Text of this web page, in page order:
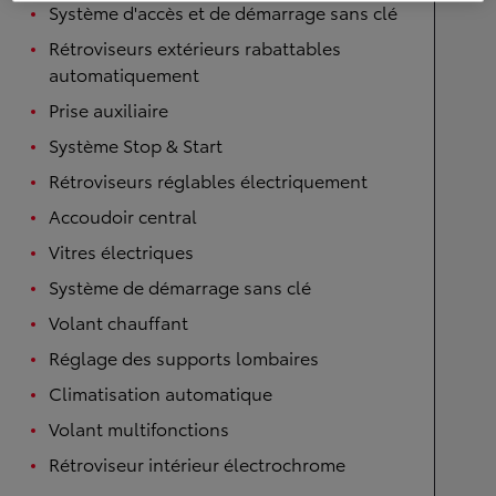
Système d'accès et de démarrage sans clé
Rétroviseurs extérieurs rabattables
automatiquement
Prise auxiliaire
Système Stop & Start
Rétroviseurs réglables électriquement
Accoudoir central
Vitres électriques
Système de démarrage sans clé
Volant chauffant
Réglage des supports lombaires
Climatisation automatique
Volant multifonctions
Rétroviseur intérieur électrochrome